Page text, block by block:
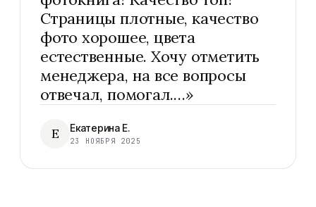
Страницы плотные, качество
фото хорошее, цвета
естественные. Хочу отметить
менеджера, на все вопросы
отвечал, помогал.…»
Е Екатерина Е.
23 НОЯБРЯ 2025